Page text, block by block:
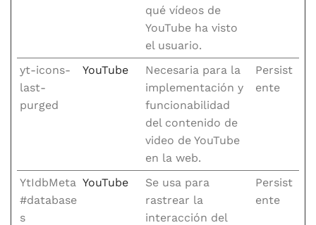
qué vídeos de
YouTube ha visto
el usuario.
yt-icons-
last-
purged
YouTube
Necesaria para la
implementación y
funcionabilidad
del contenido de
video de YouTube
en la web.
Persist
ente
YtIdbMeta
#database
s
YouTube
Se usa para
rastrear la
interacción del
Persist
ente